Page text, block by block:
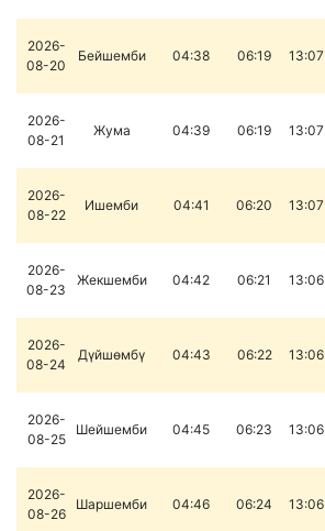
2026-
08-20
Бейшемби 04:38 06:19 13:07
2026-
08-21
Жума 04:39 06:19 13:07
2026-
08-22
Ишемби 04:41 06:20 13:07
2026-
08-23
Жекшемби 04:42 06:21 13:06
2026-
08-24
Дүйшөмбү 04:43 06:22 13:06
2026-
08-25
Шейшемби 04:45 06:23 13:06
2026-
08-26
Шаршемби 04:46 06:24 13:06